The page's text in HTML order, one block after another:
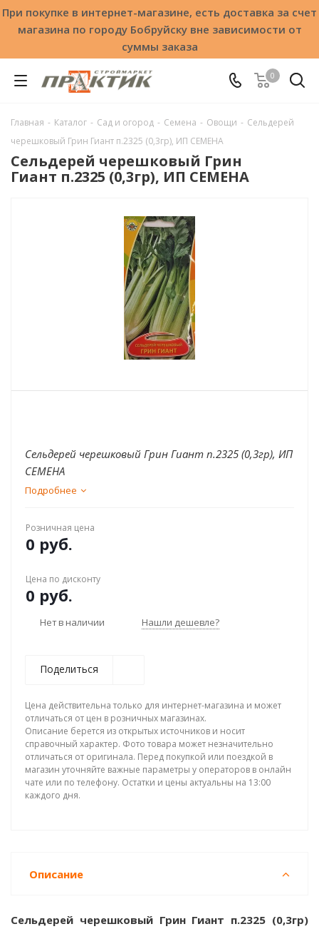
При покупке в интернет-магазине, есть доставка за счет
магазина по городу Бобруйску вне зависимости от
суммы заказа
0
Главная - Каталог - Сад и огород - Семена - Овощи - Сельдерей
черешковый Грин Гиант п.2325 (0,3гр), ИП СЕМЕНА
Сельдерей черешковый Грин
Гиант п.2325 (0,3гр), ИП СЕМЕНА
Сельдерей черешковый Грин Гиант п.2325 (0,3гр), ИП
СЕМЕНА
Подробнее
Розничная цена
0 руб.
Цена по дисконту
0 руб.
Нет в наличии Нашли дешевле?
Поделиться
Цена действительна только для интернет-магазина и может
отличаться от цен в розничных магазинах.
Описание берется из открытых источников и носит
справочный характер. Фото товара может незначительно
отличаться от оригинала. Перед покупкой или поездкой в
магазин уточняйте важные параметры у операторов в онлайн
чате или по телефону. Остатки и цены актуальны на 13:00
каждого дня.
Описание
Сельдерей черешковый Грин Гиант п.2325 (0,3гр)